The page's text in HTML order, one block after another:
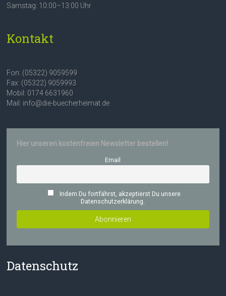
Samstag: 10:00–13:00 Uhr
Kontakt
Fon: (05322) 9059599
Fax: (05322) 9059993
Mobil: 0174 6631960
Mail: info@die-buecherheimat.de
Hier unseren kostenfreien Newsletter bestellen!
Email
Indem Du fortfährst, akzeptierst Du unsere
Datenschutzerklärung.
Datenschutz